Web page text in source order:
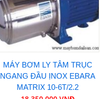
MÁY BƠM LY TÂM TRỤC
NGANG ĐẦU ỊNOX EBARA
MATRIX 10-6T/2.2